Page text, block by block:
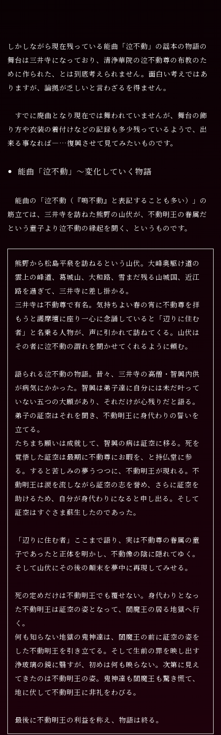
しかしながら現在残っている能曲「泣不動」の謡本の物語の
舞台は三井寺になっており、清浄華院の泣不動尊の布教のた
めに作られた、とは到底考えられません。面白い考えではあ
りますが、論拠が乏しいと言わざるを得ません。
すでに廃曲となり現在では舞われていませんが、舞台の飾
り方や衣装の着付けなどの記録も多少残っているようで、出
来る事なれば―…復興させて見てみたいものです。
能曲「泣不動」～変化していく物語
能曲の「泣不動（『鳴不動』と表記することも多い）」の
筋立ては、三井寺を訪ねた熊野の山伏が、不動明王の眷属だ
という童子より泣不動の縁起を聞く、というものです。
熊野から松島平泉を訪ねるという山伏。大峰奥駆け道の
雲上の峰道、葛城山、大和路、雪まだ残る山城国、近江
路を過ぎて、三井寺に差し掛かる。
三井寺は不動尊で有名。気持ちよい春の宵に不動尊を拝
もうと護摩壇に座り一心に念誦していると「辺りに住む
者」と名乗る人物が、声に引かれて訪ねてくる。山伏は
その者に泣不動の謂れを聞かせてくれるように頼む。
語られる泣不動の物語。昔々、三井寺の高僧・智興内供
が病気にかかった。智興は弟子達に自分には未だ叶って
いない五つの大願があり、それだけが心残りだと語る。
弟子の証空はそれを聞き、不動明王に身代わりの誓いを
立てる。
たちまち願いは成就して、智興の病は証空に移る。死を
覚悟した証空は最期に不動尊にお暇を、と持仏堂に参
る。すると苦しみの夢うつつに、不動明王が現れる。 不
動明王は涙を流しながら証空の志を誉め、さらに証空を
助けるため、自分が身代わりになると申し出る。そして
証空はすぐさま蘇生したのであった。
「辺りに住む者」ここまで語り、実は不動尊の眷属の童
子であったと正体を明かし、不動像の陰に隠れてゆく。
そして山伏にその後の顛末を夢中に再現してみせる。
死の定めだけは不動明王でも覆せない。身代わりとなっ
た不動明王は証空の姿となって、閻魔王の居る地獄へ行
く。
何も知らない地獄の鬼神達は、閻魔王の前に証空の姿を
した不動明王を引き立てる。そして生前の罪を映し出す
浄玻璃の鏡に翳すが、初めは何も映らない。次第に見え
てきたのは不動明王の姿。鬼神達も閻魔王も驚き慌て、
地に伏して不動明王に非礼をわびる。
最後に不動明王の利益を称え、物語は終る。